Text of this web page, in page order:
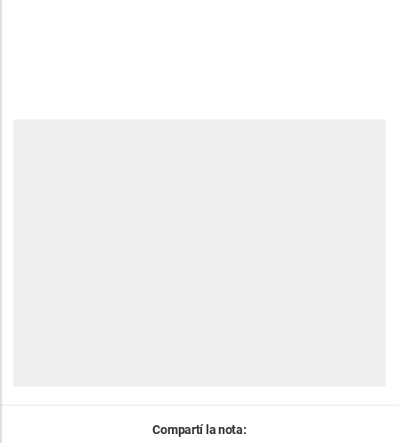
Compartí la nota: